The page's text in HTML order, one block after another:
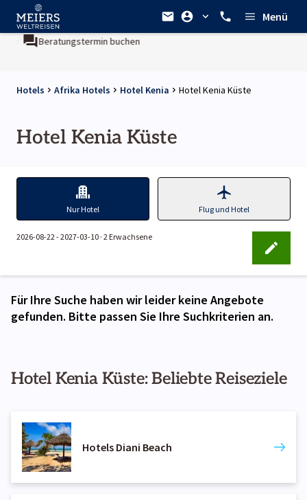
Menü
Beratungstermin buchen
Hotels Afrika Hotels Hotel Kenia Hotel Kenia Küste
Hotel Kenia Küste
Nur Hotel Flug und Hotel
2026-08-22 - 2027-03-10 · 2 Erwachsene
Für Ihre Suche haben wir leider keine Angebote
gefunden. Bitte passen Sie Ihre Suchkriterien an.
Hotel Kenia Küste: Beliebte Reiseziele
Hotels Diani Beach